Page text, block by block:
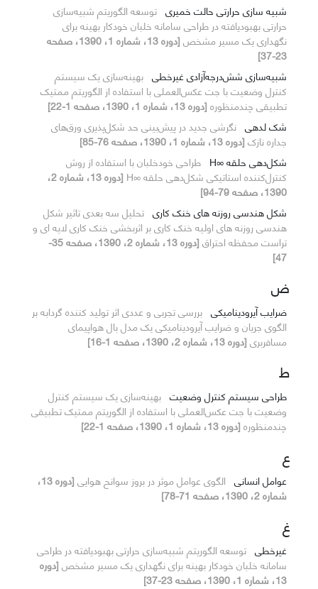
شبیه سازی حرارتی حالت خمیری توسعه الگوریتم شبیه‌سازی
حرارتی بهبودیافته در طراحی سامانه خلبان خودکار بهینه برای
نگهداری یک مسیر مشخص
[دوره 13، شماره 1، 1390، صفحه
23-37]
شبیه‌سازی شش‌درجه‌آزادی غیرخطی بهینه‌سازی یک سیستم
کنترل وضعیت با جت عکس‌العملی با استفاده از الگوریتم ممتیک
تطبیقی چند‌منظوره [دوره 13، شماره 1، 1390، صفحه 1-22]
شک لدهی نگرشی جدید در پیش‌بینی حد شکل‌پذیری ورق‌های
جداره نازک [دوره 13، شماره 1، 1390، صفحه 76-85]
شکل‌دهی حلقه ∞H
طراحی خودخلبان با استفاده از روش
کنترل‌کننده استاتیکی شکل‌دهی حلقه ∞H
[دوره 13، شماره 2،
1390، صفحه 79-94]
شکل هندسی روزنه های خنک کاری تحلیل سه بعدی تاثیر شکل
هندسی روزنه های اولیه خنک کاری بر اثربخشی خنک کاری لایه ای و
تراست محفظه احتراق
[دوره 13، شماره 2، 1390، صفحه 35-
47]
ض
ضرایب آیرودینامیکی بررسی تجربی و عددی اثر تولید کننده گردابه بر
الگوی جریان و ضرایب آیرودینامیکی یک مدل بال هواپیمای
مسافربری [دوره 13، شماره 2، 1390، صفحه 1-16]
ط
طراحی سیستم کنترل وضعیت بهینه‌سازی یک سیستم کنترل
وضعیت با جت عکس‌العملی با استفاده از الگوریتم ممتیک تطبیقی
چند‌منظوره [دوره 13، شماره 1، 1390، صفحه 1-22]
ع
عوامل انسانی الگوی عوامل موثر در بروز سوانح هوایی
[دوره 13،
شماره 2، 1390، صفحه 71-78]
غ
غیرخطی توسعه الگوریتم شبیه‌سازی حرارتی بهبودیافته در طراحی
سامانه خلبان خودکار بهینه برای نگهداری یک مسیر مشخص [دوره
13، شماره 1، 1390، صفحه 23-37]